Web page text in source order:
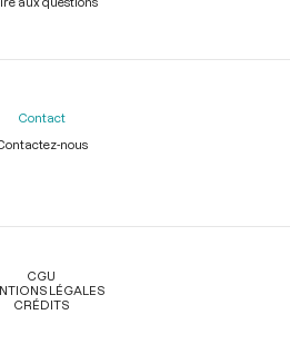
Contact
nous
CGU
LÉGALES
CRÉDITS